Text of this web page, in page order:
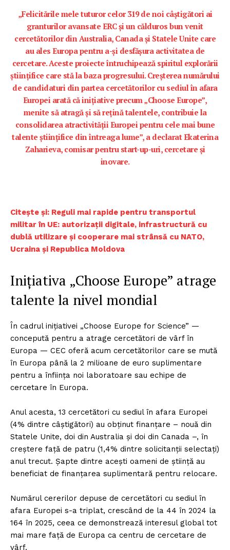
„Felicitările mele tuturor celor 319 de noi câștigători ai
granturilor avansate ERC și un călduros bun venit
cercetătorilor din Australia, Canada și Statele Unite care
au ales Europa pentru a-și desfășura activitatea de
cercetare. Aceste proiecte întruchipează spiritul explorării
științifice care stă la baza progresului. Creșterea numărului
de candidaturi din partea cercetătorilor cu sediul în afara
Europei arată că inițiative precum „Choose Europe”,
menite să atragă și să rețină talentele, contribuie la
consolidarea atractivității Europei pentru cele mai bune
talente științifice din întreaga lume”, a declarat Ekaterina
Zaharieva, comisar pentru start-up-uri, cercetare și
inovare.
Citește și: Reguli mai rapide pentru transportul
militar în UE: autorizații digitale, infrastructură cu
dublă utilizare și cooperare mai strânsă cu NATO,
Ucraina și Republica Moldova
Inițiativa „Choose Europe” atrage
talente la nivel mondial
În cadrul inițiativei „Choose Europe for Science” —
concepută pentru a atrage cercetători de vârf în
Europa — CEC oferă acum cercetătorilor care se mută
în Europa până la 2 milioane de euro suplimentare
pentru a înființa noi laboratoare sau echipe de
cercetare în Europa.
Anul acesta, 13 cercetători cu sediul în afara Europei
(4% dintre câștigători) au obținut finanțare – nouă din
Statele Unite, doi din Australia și doi din Canada –, în
creștere față de patru (1,4% dintre solicitanții selectați)
anul trecut. Șapte dintre acești oameni de știință au
beneficiat de finanțarea suplimentară pentru relocare.
Numărul cererilor depuse de cercetători cu sediul în
afara Europei s-a triplat, crescând de la 44 în 2024 la
164 în 2025, ceea ce demonstrează interesul global tot
mai mare față de Europa ca centru de cercetare de
vârf.